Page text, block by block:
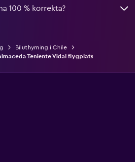
100 % korrekta?
Biluthyrning i Chile
Teniente Vidal flygplats